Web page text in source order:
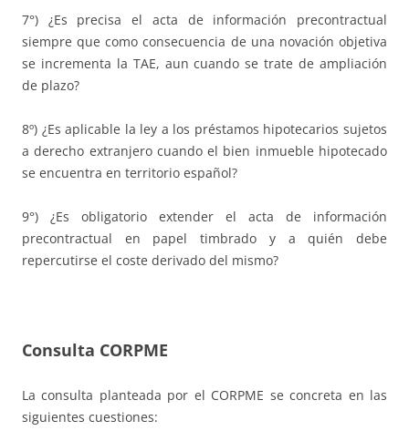
7°) ¿Es precisa el acta de información precontractual
siempre que como consecuencia de una novación objetiva
se incrementa la TAE, aun cuando se trate de ampliación
de plazo?
8º) ¿Es aplicable la ley a los préstamos hipotecarios sujetos
a derecho extranjero cuando el bien inmueble hipotecado
se encuentra en territorio español?
9°) ¿Es obligatorio extender el acta de información
precontractual en papel timbrado y a quién debe
repercutirse el coste derivado del mismo?
Consulta CORPME
La consulta planteada por el CORPME se concreta en las
siguientes cuestiones: